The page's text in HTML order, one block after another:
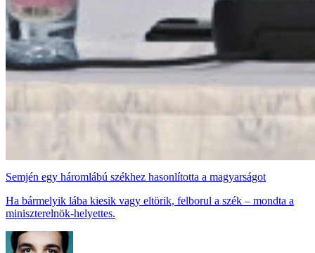
Semjén egy háromlábú székhez hasonlította a magyarságot
Ha bármelyik lába kiesik vagy eltörik, felborul a szék – mondta a
miniszterelnök-helyettes.